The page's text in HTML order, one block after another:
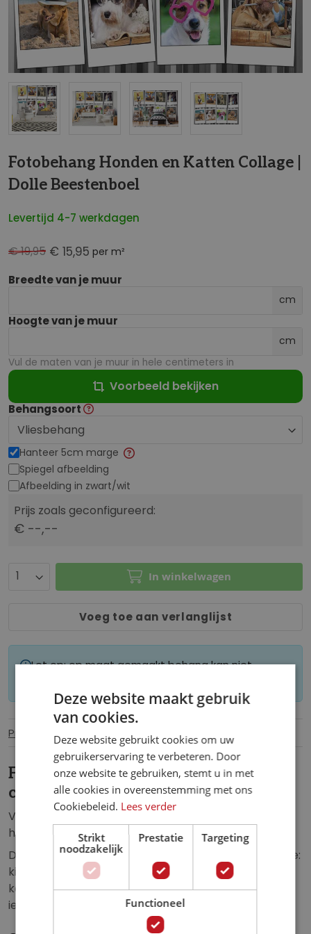
Fotobehang Honden en Katten Collage |
Dolle Beestenboel
Levertijd 4-7 werkdagen
€ 15,95 per m²
€ 19,95
Breedte van je muur
cm
Hoogte van je muur
cm
Vul de maten van je muur in hele centimeters in
Voorbeeld bekijken
Behangsoort
Hanteer 5cm marge
Spiegel afbeelding
Afbeelding in zwart/wit
Prijs zoals geconfigureerd:
€ --,--
In winkelwagen
Voeg toe aan verlanglijst
Let op: op maat gemaakt behang kan niet
Productinformatie Specificaties
Fotobehang honden en katten
collage.
Vliesbehang van een collage vol met grappige
honden en katten.
Dit fotobehang zorgt voor een unieke uitstraling in de:
kinderkamer, babykamer, woonkamer, slaapkamer,
keuken, horecagelegenheid, hal, school, kantoor of
iedere andere ruimte.
Deze website maakt gebruik
van cookies.
Deze website gebruikt cookies om uw
gebruikerservaring te verbeteren. Door
onze website te gebruiken, stemt u in met
alle cookies in overeenstemming met ons
Cookiebeleid. Lees verder
Strikt
noodzakelijk
Prestatie Targeting
Functioneel